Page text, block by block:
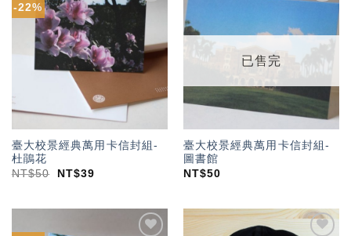
-22%
加入
「願
望輕
單」
臺大校景經典萬用卡信封組-
杜鵑花
NT$50 NT$39
望輕
單」
已售完
臺大校景經典萬用卡信封組-
圖書館
NT$50